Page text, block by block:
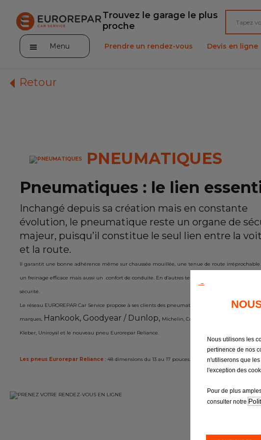
Trouvez le garage le plus
proche
Menu
Nos prestations
Notre gamme de pièces
Contactez nous
Prendre un rendez-vous Devis en ligne
Retour
PNEUMATIQUES
Pneumatiques : le lien
Inchangé depuis sa création mais en constante
évolution, le pneumatique reste un organe de
majeur, puisqu’il constitue le seul lien entre la
et la route.
Il garantit une bonne adhérence même sur chaussée mouillée, une tenue de route irréprochable
un freinage efficace mais aussi un confort de conduite. En d’autres termes, il assure agrément,
sécurité.
Le réseau EUROREPAR Car Service propose à ses clients des pneumatiques de grandes
marques, Hankook, Goodyear / Dunlop, Michelin, Continental, Bridgestone,
Kleber, Uniroyal et le nouveau pneu Eurorepar Reliance.
Les pneus Eurorepar Reliance : 48 dimensions du 13 au 17 pouces.
→
Nous utilisons les
pertinence de nos
n'utiliserons que
l'exception des
Pour de plus
consulter notre